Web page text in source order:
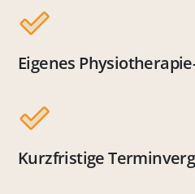
Eigenes
Kurzfristige